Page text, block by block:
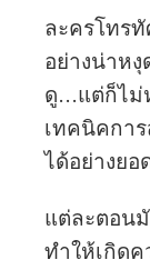
ละครโทร
อย่างน่าห
ดู...แต่ก็ไม่
เทคนิคกา
ได้อย่างยอ
แต่ละตอน
ทำให้เกิด